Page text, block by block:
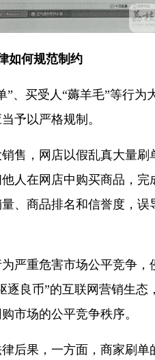
何规范制约
买受人“薅羊毛”等行为
予以严格规制。
，网店以假乱真大量刷
人在网店中购买商品，完
、商品排名和信誉度，误
重危害市场公平竞争，
逐良币”的互联网营销生态
市场的公平竞争秩序。
果，一方面，商家刷单